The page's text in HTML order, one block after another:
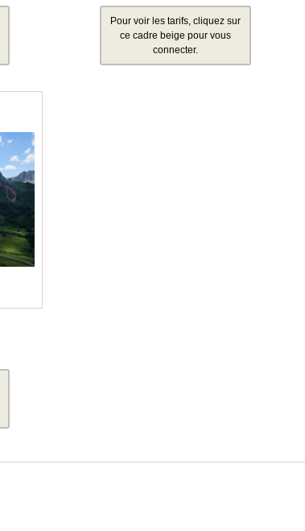
Pour voir les tarifs, cliquez sur
ce cadre beige pour vous
connecter.